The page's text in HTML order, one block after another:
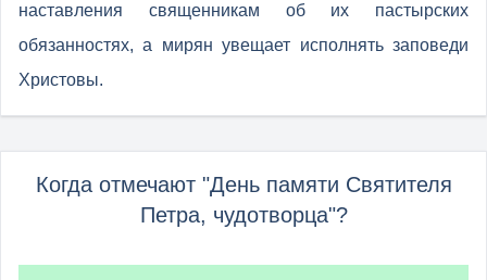
наставления священникам об их пастырских
обязанностях, а мирян увещает исполнять заповеди
Христовы.
Когда отмечают "День памяти Святителя
Петра, чудотворца"?